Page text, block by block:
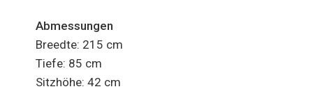
Abmessungen
Breedte: 215 cm
Tiefe: 85 cm
Sitzhöhe: 42 cm